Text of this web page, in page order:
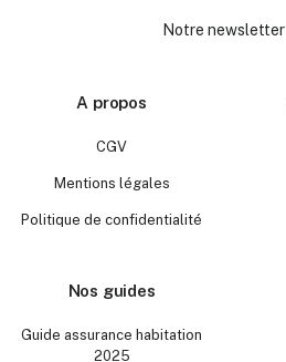
Notre newsletter
A propos
CGV
Mentions légales
Politique de confidentialité
Nos guides
Guide assurance habitation
2025